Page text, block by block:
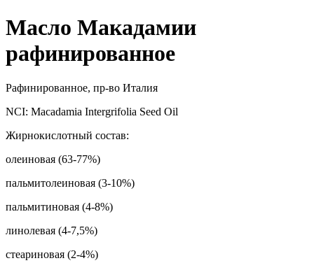
Масло Макадамии
рафинированное
Рафинированное, пр-во Италия
NCI: Macadamia Intergrifolia Seed Oil
Жирнокислотный состав:
олеиновая (63-77%)
пальмитолеиновая (3-10%)
пальмитиновая (4-8%)
линолевая (4-7,5%)
стеариновая (2-4%)